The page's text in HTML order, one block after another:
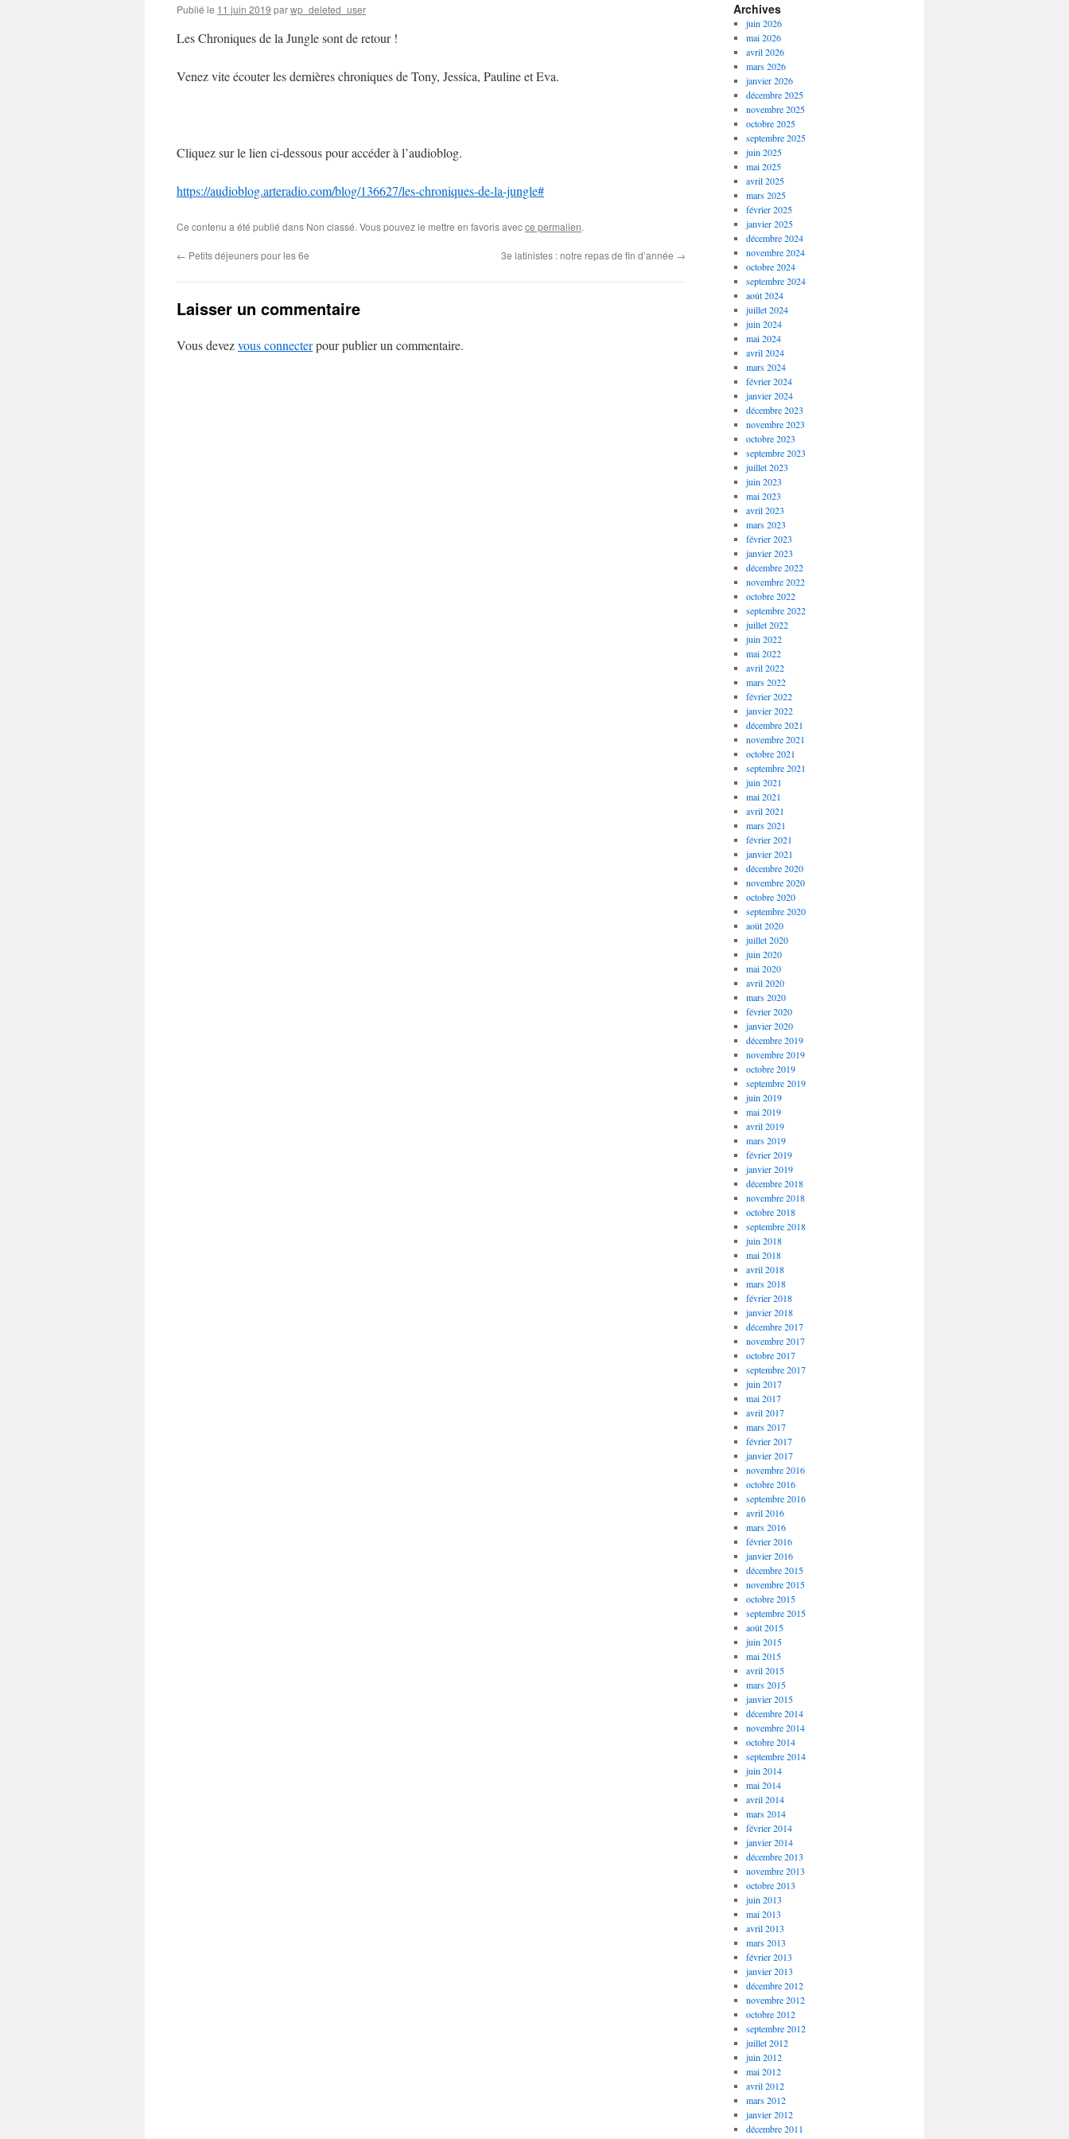
Publié le 11 juin 2019 parwp_deleted_user
Les Chroniques de la Jungle sont de retour !
Venez vite écouter les dernières chroniques de Tony, Jessica, Pauline et Eva.
Cliquez sur le lien ci-dessous pour accéder à l’audioblog.
https://audioblog.arteradio.com/blog/136627/les-chroniques-de-la-jungle#
Ce contenu a été publié dans Non classé. Vous pouvez le mettre en favoris avecce permalien.
← Petits déjeuners pour les 6e 3e latinistes : notre repas de fin d’année →
Laisser un commentaire
Vous devezvous connecterpour publier un commentaire.
Archives
juin 2026
mai 2026
avril 2026
mars 2026
janvier 2026
décembre 2025
novembre 2025
octobre 2025
septembre 2025
juin 2025
mai 2025
avril 2025
mars 2025
février 2025
janvier 2025
décembre 2024
novembre 2024
octobre 2024
septembre 2024
août 2024
juillet 2024
juin 2024
mai 2024
avril 2024
mars 2024
février 2024
janvier 2024
décembre 2023
novembre 2023
octobre 2023
septembre 2023
juillet 2023
juin 2023
mai 2023
avril 2023
mars 2023
février 2023
janvier 2023
décembre 2022
novembre 2022
octobre 2022
septembre 2022
juillet 2022
juin 2022
mai 2022
avril 2022
mars 2022
février 2022
janvier 2022
décembre 2021
novembre 2021
octobre 2021
septembre 2021
juin 2021
mai 2021
avril 2021
mars 2021
février 2021
janvier 2021
décembre 2020
novembre 2020
octobre 2020
septembre 2020
août 2020
juillet 2020
juin 2020
mai 2020
avril 2020
mars 2020
février 2020
janvier 2020
décembre 2019
novembre 2019
octobre 2019
septembre 2019
juin 2019
mai 2019
avril 2019
mars 2019
février 2019
janvier 2019
décembre 2018
novembre 2018
octobre 2018
septembre 2018
juin 2018
mai 2018
avril 2018
mars 2018
février 2018
janvier 2018
décembre 2017
novembre 2017
octobre 2017
septembre 2017
juin 2017
mai 2017
avril 2017
mars 2017
février 2017
janvier 2017
novembre 2016
octobre 2016
septembre 2016
avril 2016
mars 2016
février 2016
janvier 2016
décembre 2015
novembre 2015
octobre 2015
septembre 2015
août 2015
juin 2015
mai 2015
avril 2015
mars 2015
janvier 2015
décembre 2014
novembre 2014
octobre 2014
septembre 2014
juin 2014
mai 2014
avril 2014
mars 2014
février 2014
janvier 2014
décembre 2013
novembre 2013
octobre 2013
juin 2013
mai 2013
avril 2013
mars 2013
février 2013
janvier 2013
décembre 2012
novembre 2012
octobre 2012
septembre 2012
juillet 2012
juin 2012
mai 2012
avril 2012
mars 2012
janvier 2012
décembre 2011